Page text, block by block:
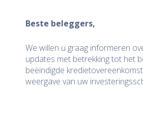
Beste beleggers,
We willen u graag informeren
updates met betrekking tot het
beëindigde
weergave van uw